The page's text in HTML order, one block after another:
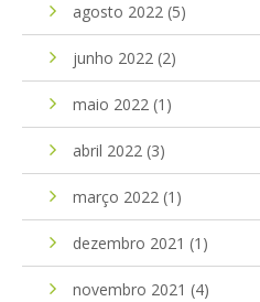
agosto 2022 (5)
junho 2022 (2)
maio 2022 (1)
abril 2022 (3)
março 2022 (1)
dezembro 2021 (1)
novembro 2021 (4)